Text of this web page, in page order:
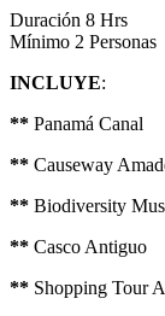
Duración 8 Hrs
Mínimo 2 Personas
INCLUYE:
** Panamá Canal
** Causeway
** Biodiversity
** Casco Antiguo
** Shopping Tour